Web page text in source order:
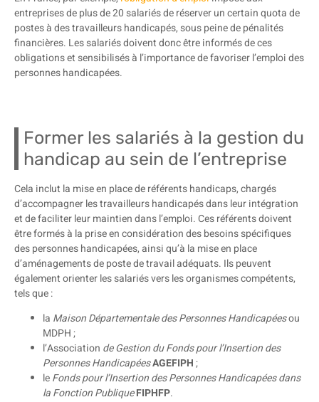
entreprises de plus de 20 salariés de réserver un certain quota de
postes à des travailleurs handicapés, sous peine de pénalités
financières. Les salariés doivent donc être informés de ces
obligations et sensibilisés à l’importance de favoriser l’emploi des
personnes handicapées.
Former les salariés à la gestion du
handicap au sein de l’entreprise
Cela inclut la mise en place de référents handicaps, chargés
d’accompagner les travailleurs handicapés dans leur intégration
et de faciliter leur maintien dans l’emploi. Ces référents doivent
être formés à la prise en considération des besoins spécifiques
des personnes handicapées, ainsi qu’à la mise en place
d’aménagements de poste de travail adéquats. Ils peuvent
également orienter les salariés vers les organismes compétents,
tels que :
la Maison Départementale des Personnes Handicapéesou
MDPH ;
l’Association de Gestion du Fonds pour l’Insertion des
Personnes HandicapéesAGEFIPH;
leFonds pour l’Insertion des Personnes Handicapées dans
la Fonction PubliqueFIPHFP.